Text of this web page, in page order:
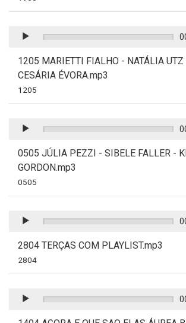
1205 MARIETTI FIALHO - NATÁLIA UTZ
CESÁRIA ÉVORA.mp3
1205
0505 JÚLIA PEZZI - SIBELE FALLER -
GORDON.mp3
0505
2804 TERÇAS COM PLAYLIST.mp3
2804